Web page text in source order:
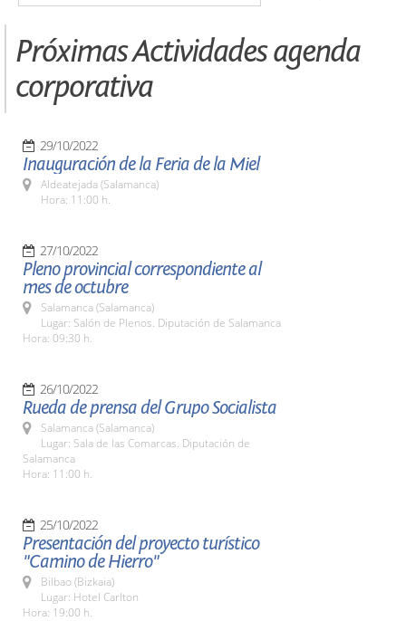
Próximas Actividades agenda
corporativa
29/10/2022
Inauguración de la Feria de la Miel
Aldeatejada (Salamanca)
Hora: 11:00 h.
27/10/2022
Pleno provincial correspondiente al
mes de octubre
Salamanca (Salamanca)
Lugar: Salón de Plenos. Diputación de Salamanca
Hora: 09:30 h.
26/10/2022
Rueda de prensa del Grupo Socialista
Salamanca (Salamanca)
Lugar: Sala de las Comarcas. Diputación de
Salamanca
Hora: 11:00 h.
25/10/2022
Presentación del proyecto turístico
"Camino de Hierro"
Bilbao (Bizkaia)
Lugar: Hotel Carlton
Hora: 19:00 h.